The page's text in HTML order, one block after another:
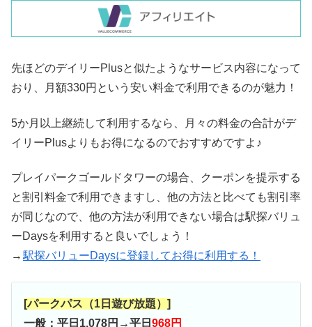
先ほどのデイリーPlusと似たようなサービス内容になって
おり、月額330円という安い料金で利用できるのが魅力！
5か月以上継続して利用するなら、月々の料金の合計がデ
イリーPlusよりもお得になるのでおすすめですよ♪
プレイパークゴールドタワーの場合、クーポンを提示する
と割引料金で利用できますし、他の方法と比べても割引率
が同じなので、他の方法が利用できない場合は駅探バリュ
ーDaysを利用すると良いでしょう！
→ 駅探バリューDaysに登録してお得に利用する！
[パークパス（1日遊び放題）]
一般：平日1,078円→平日 968円